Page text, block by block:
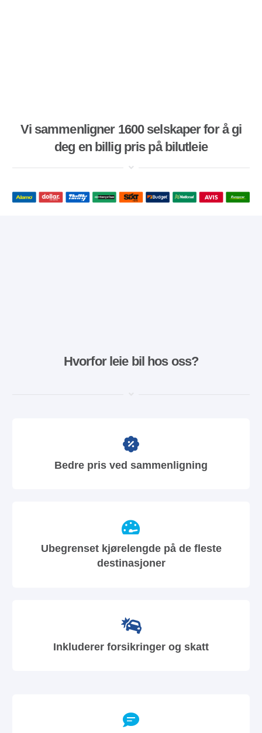
Vi sammenligner 1600 selskaper for å gi
deg en billig pris på bilutleie
Hvorfor leie bil hos oss?
Bedre pris ved sammenligning
Ubegrenset kjørelengde på de fleste
destinasjoner
Inkluderer forsikringer og skatt